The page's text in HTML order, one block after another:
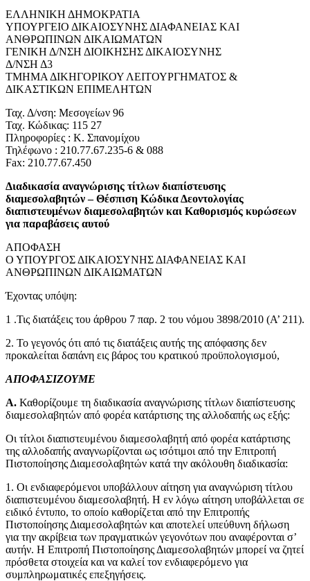
ΕΛΛΗΝΙΚΗ ΔΗΜΟΚΡΑΤΙΑ
ΥΠΟΥΡΓΕΙΟ ΔΙΚΑΙΟΣΥΝΗΣ ΔΙΑΦΑΝΕΙΑΣ ΚΑΙ
ΑΝΘΡΩΠΙΝΩΝ ΔΙΚΑΙΩΜΑΤΩΝ
ΓΕΝΙΚΗ Δ/ΝΣΗ ΔΙΟΙΚΗΣΗΣ ΔΙΚΑΙΟΣΥΝΗΣ
Δ/ΝΣΗ Δ3
ΤΜΗΜΑ ΔΙΚΗΓΟΡΙΚΟΥ ΛΕΙΤΟΥΡΓΗΜΑΤΟΣ &
ΔΙΚΑΣΤΙΚΩΝ ΕΠΙΜΕΛΗΤΩΝ
Ταχ. Δ/νση: Μεσογείων 96
Ταχ. Κώδικας: 115 27
Πληροφορίες : Κ. Σπανομίχου
Τηλέφωνο : 210.77.67.235-6 & 088
Fax: 210.77.67.450
Διαδικασία αναγνώρισης τίτλων διαπίστευσης
διαμεσολαβητών – Θέσπιση Κώδικα Δεοντολογίας
διαπιστευμένων διαμεσολαβητών και Καθορισμός κυρώσεων
για παραβάσεις αυτού
ΑΠΟΦΑΣΗ
Ο ΥΠΟΥΡΓΟΣ ΔΙΚΑΙΟΣΥΝΗΣ ΔΙΑΦΑΝΕΙΑΣ ΚΑΙ
ΑΝΘΡΩΠΙΝΩΝ ΔΙΚΑΙΩΜΑΤΩΝ
Έχοντας υπόψη:
1 .Τις διατάξεις του άρθρου 7 παρ. 2 του νόμου 3898/2010 (Α’ 211).
2. Το γεγονός ότι από τις διατάξεις αυτής της απόφασης δεν
προκαλείται δαπάνη εις βάρος του κρατικού προϋπολογισμού,
ΑΠΟΦΑΣΙΖΟΥΜΕ
Α. Καθορίζουμε τη διαδικασία αναγνώρισης τίτλων διαπίστευσης
διαμεσολαβητών από φορέα κατάρτισης της αλλοδαπής ως εξής:
Οι τίτλοι διαπιστευμένου διαμεσολαβητή από φορέα κατάρτισης
της αλλοδαπής αναγνωρίζονται ως ισότιμοι από την Επιτροπή
Πιστοποίησης Διαμεσολαβητών κατά την ακόλουθη διαδικασία:
1. Οι ενδιαφερόμενοι υποβάλλουν αίτηση για αναγνώριση τίτλου
διαπιστευμένου διαμεσολαβητή. Η εν λόγω αίτηση υποβάλλεται σε
ειδικό έντυπο, το οποίο καθορίζεται από την Επιτροπής
Πιστοποίησης Διαμεσολαβητών και αποτελεί υπεύθυνη δήλωση
για την ακρίβεια των πραγματικών γεγονότων που αναφέρονται σ’
αυτήν. Η Επιτροπή Πιστοποίησης Διαμεσολαβητών μπορεί να ζητεί
πρόσθετα στοιχεία και να καλεί τον ενδιαφερόμενο για
συμπληρωματικές επεξηγήσεις.